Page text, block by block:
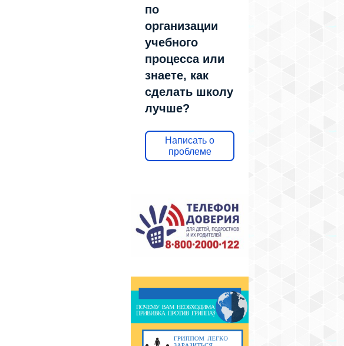
по
организации
учебного
процесса или
знаете, как
сделать школу
лучше?
Написать о
проблеме